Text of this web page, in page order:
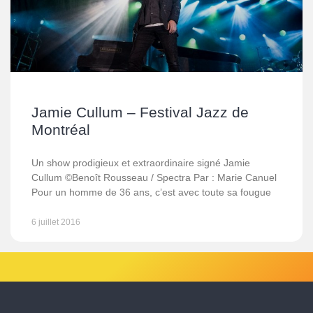
Jamie Cullum – Festival Jazz de
Montréal
Un show prodigieux et extraordinaire signé Jamie
Cullum ©Benoît Rousseau / Spectra Par : Marie Canuel
Pour un homme de 36 ans, c’est avec toute sa fougue
6 juillet 2016